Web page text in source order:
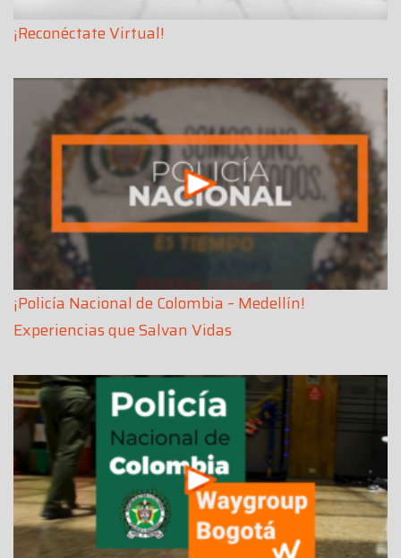
¡Reconéctate Virtual!
¡Policía Nacional de Colombia – Medellín!
Experiencias que Salvan Vidas